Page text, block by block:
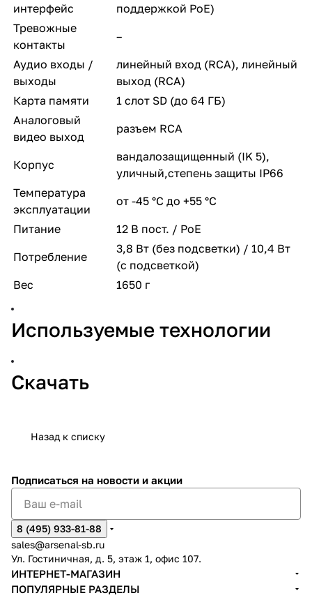
интерфейс
поддержкой PoE)
Тревожные
контакты
–
Аудио входы /
выходы
линейный вход (RCA), линейный
выход (RCA)
Карта памяти
1 слот SD (до 64 ГБ)
Аналоговый
видео выход
разъем RCA
Корпус
вандалозащищенный (IK 5),
уличный,степень защиты IP66
Температура
эксплуатации
от -45 °С до +55 °С
Питание
12 В пост. / PoE
Потребление
3,8 Вт (без подсветки) / 10,4 Вт
(с подсветкой)
Вес
1650 г
Используемые технологии
Скачать
Назад к списку
Подписаться на новости и акции
8 (495) 933-81-88
sales@arsenal-sb.ru
Ул. Гостиничная, д. 5, этаж 1, офис 107.
ИНТЕРНЕТ-МАГАЗИН
ПОПУЛЯРНЫЕ РАЗДЕЛЫ